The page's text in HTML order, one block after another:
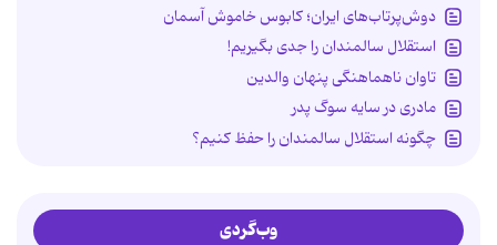
دوش‌پرتاب‌های ایران؛ کابوس خاموش آسمان
استقلال سالمندان را جدی بگیریم!
تاوان ناهماهنگی پنهان والدین
مادری در سایه سوگ پدر
چگونه استقلال سالمندان را حفظ کنیم؟
وب‌گردی